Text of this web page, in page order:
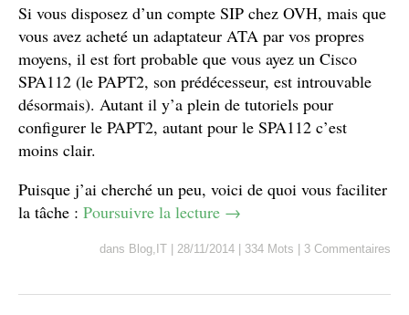
Si vous disposez d’un compte SIP chez OVH, mais que
vous avez acheté un adaptateur ATA par vos propres
moyens, il est fort probable que vous ayez un Cisco
SPA112 (le PAPT2, son prédécesseur, est introuvable
désormais). Autant il y’a plein de tutoriels pour
configurer le PAPT2, autant pour le SPA112 c’est
moins clair.
Puisque j’ai cherché un peu, voici de quoi vous faciliter
la tâche : Poursuivre la lecture →
dans Blog IT 28/11/2014 334 Mots 3 Commentaires